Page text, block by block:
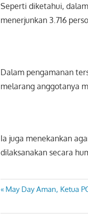
Seperti diketahui,
menerjunkan 3.716
Dalam pengamanan
melarang anggotanya
Ia juga menekankan
dilaksanakan secara
Navigasi
pos
Previous
May Day Aman, Ketua